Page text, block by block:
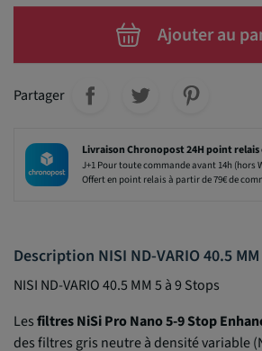
Ajouter au
Partager
Livraison Chronopost 24H point
J+1 Pour toute commande avant 14h (hors
Offert en point relais à partir de 79€ de
Description NISI ND-VARIO 40.5
NISI ND-VARIO 40.5 MM 5 à 9 Stops
Lesfiltres NiSi Pro Nano 5-9 Stop
des filtres gris neutre à densité variable